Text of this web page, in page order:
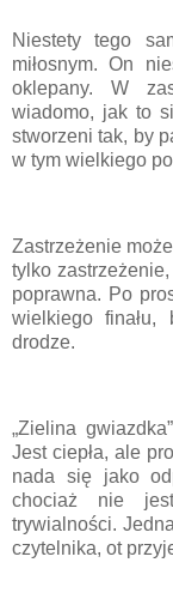
Niestety tego
miłosnym. On
oklepany. W
wiadomo, jak to
stworzeni tak, by
w tym wielkiego
Zastrzeżenie
tylko
poprawna. Po
wielkiego finału,
drodze.
„Zielina
Jest ciepła, ale
nada się jako
chociaż nie
trywialności.
czytelnika, ot